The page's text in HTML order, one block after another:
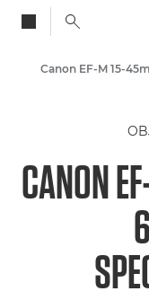
Canon-
CANON